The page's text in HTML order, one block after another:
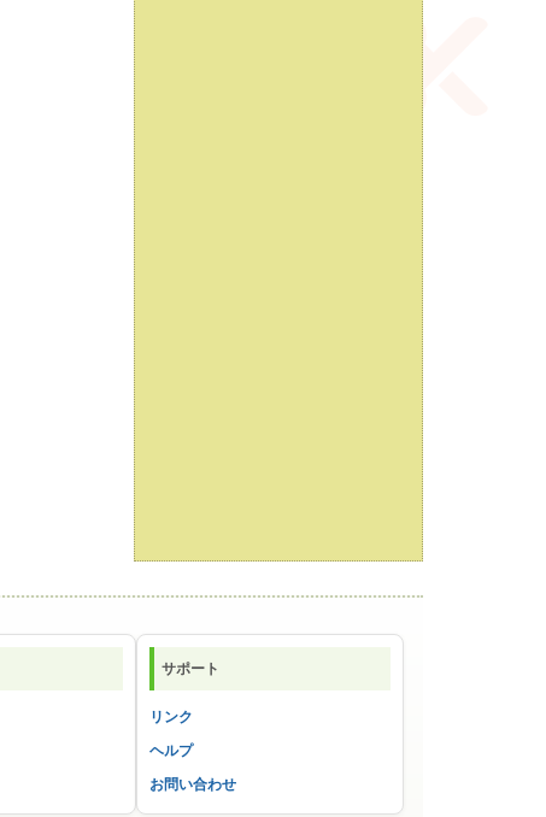
サポート
リンク
ヘルプ
お問い合わせ